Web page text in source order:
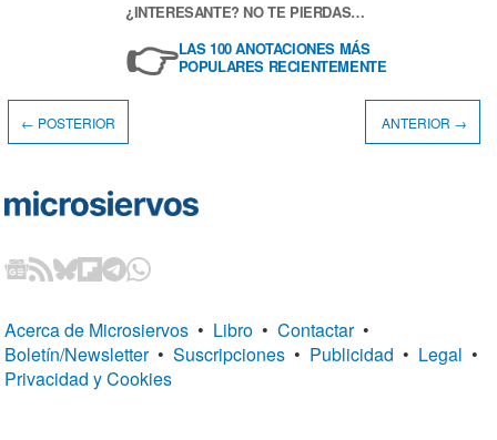
¿INTERESANTE? NO TE PIERDAS…
👉LAS 100 ANOTACIONES MÁS
POPULARES RECIENTEMENTE
← POSTERIOR ANTERIOR →
Acerca de Microsiervos • Libro • Contactar •
Boletín/Newsletter • Suscripciones • Publicidad • Legal •
Privacidad y Cookies